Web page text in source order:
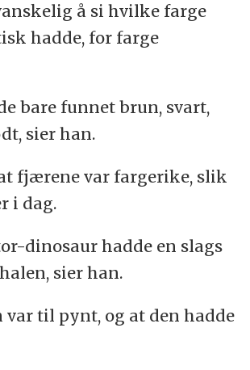
å si hvilke farge
hadde, for farge
bare funnet brun, svart,
sier han.
fjærene var fargerike, slik
i dag.
dinosaur hadde en slags
sier han.
var til pynt, og at den hadde